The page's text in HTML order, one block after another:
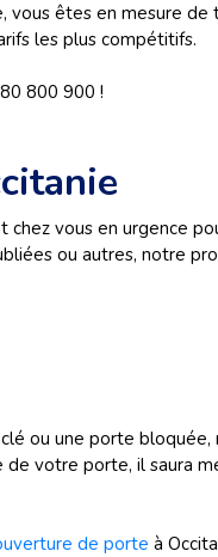
êtes en mesure
les plus compétitifs.
800 900 !
vous en urgence
ou autres, notre
ou une porte
de votre porte, il
de porte à